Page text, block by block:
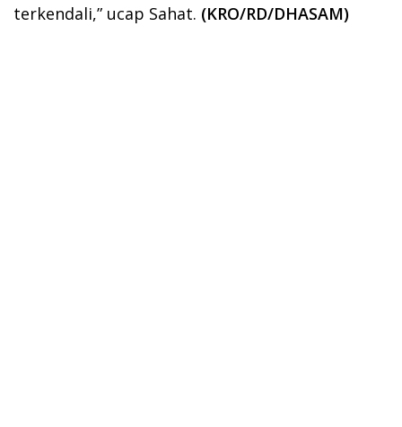
terkendali,” ucap Sahat. (KRO/RD/DHASAM)